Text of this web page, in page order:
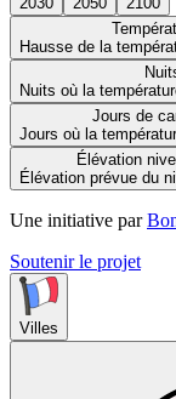
Hausse de la
Nuits où la
Jours de
Jours où la
Élévation
Élévation prévue du
Une initiative par
Soutenir le projet
Villes